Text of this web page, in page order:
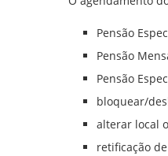
Pensão
Pensão
Pensão
bloquear/
alterar local
retificação